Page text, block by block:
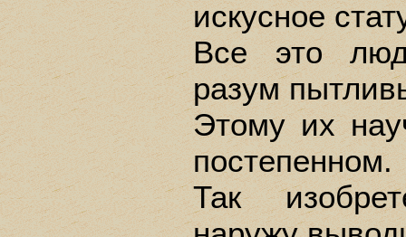
искусное
Все это
разум
Этому их
постепенном.
Так